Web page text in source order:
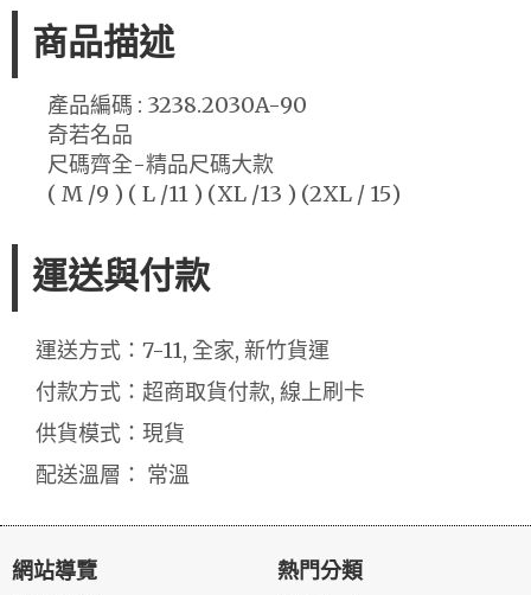
商品描述
產品編碼 : 3238.2030A-90
奇若名品
尺碼齊全-精品尺碼大款
( M /9 ) ( L /11 ) (XL /13 ) (2XL / 15)
運送與付款
運送方式：7-11, 全家, 新竹貨運
付款方式：超商取貨付款, 線上刷卡
供貨模式：現貨
配送溫層： 常溫
網站導覽 熱門分類